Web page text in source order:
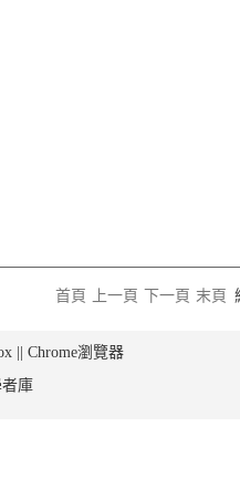
首頁
上一頁 下一頁 末頁
|| Chrome瀏覽器
庫